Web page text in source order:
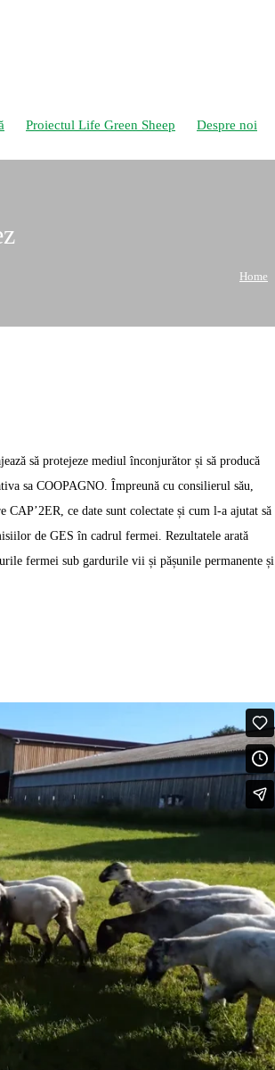
Proiectul Life Green Sheep Despre noi
Home
să protejeze mediul înconjurător și să producă
sa COOPAGNO. Împreună cu consilierul său,
ce date sunt colectate și cum l-a ajutat să
de GES în cadrul fermei. Rezultatele arată
fermei sub gardurile vii și pășunile permanente și